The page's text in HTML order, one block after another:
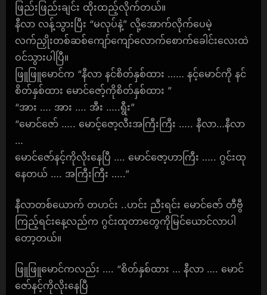
ဖြည်းဖြည်းချင်း ထိုးထည့်လိုက်တယ်။
နီလာ လန့်သွားပြီး “မလုပ်နဲ့” လို့အောက်လိုက်ပေမဲ့
လက်ညှိုးတစ်ဆစ်ကျော်ကျော်လောက်စောက်ခေါင်းလေးထဲ
ဝင်သွားပါပြီ။
ဖြူဖြူမောင်က “နီလာ နင်စိတ်နှစ်ထား …… နင့်မောင်ကို နင်
စိတ်နှစ်ထား မောင်ဇော့်ကိုစိတ်နှစ်ထား ”
“အား …. အား …. အီး …..ရွီး”
“မောင်ဇော် ….. မောင့်ဇော့လီးအကြီးကြီး ….. နီလာ…နီလာ
…
မောင်ဇော်နင့်ကိုလိုးနေပြီ …. မောင်ဇော့ဟာကြီး ….. ဂွင်းထု
နေတယ် …. အကြီးကြီး …..”
နီလာတစ်ယောက် တဟင်း ..ဟင်း ညီးရင်း မောင်ဇော် တီဗွီ
ကြည့်ရင်းနေ့လည်က ဂွင်းထုတာတွေကိုမြင်ယောင်လာပါ
တော့တယ်။
ဖြူဖြူမောင်ကလည်း …. “စိတ်နှစ်ထား … နီလာ …. မောင်
ဇော်နင့်ကိုလိုးနေပြီ